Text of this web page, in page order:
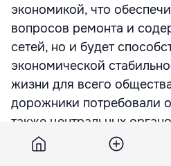
экономикой, что
вопросов ремонта и
сетей, но и будет
экономической
жизни для всего
дорожники потребовали
также центральных
предпринять меры по